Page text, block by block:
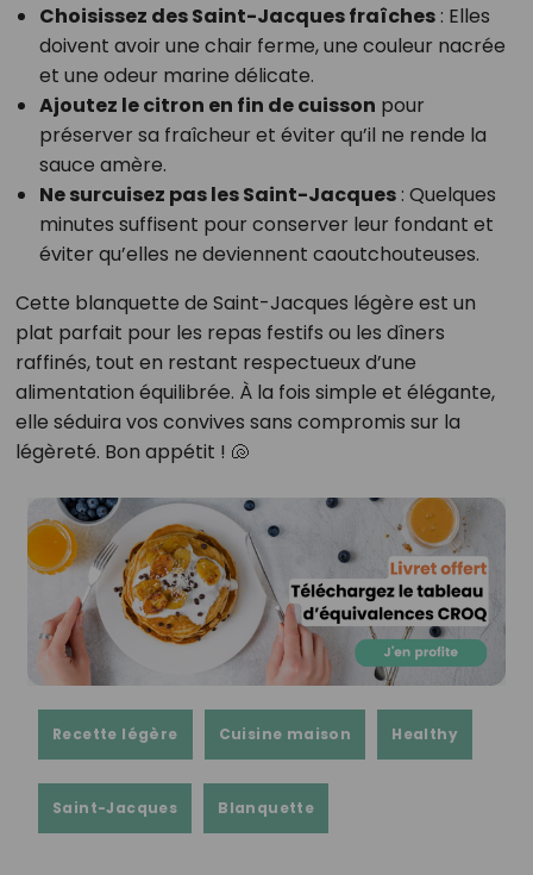
Choisissez des Saint-Jacques fraîches: Elles
doivent avoir une chair ferme, une couleur nacrée
et une odeur marine délicate.
Ajoutez le citron en fin de cuisson pour
préserver sa fraîcheur et éviter qu’il ne rende la
sauce amère.
Ne surcuisez pas les Saint-Jacques: Quelques
minutes suffisent pour conserver leur fondant et
éviter qu’elles ne deviennent caoutchouteuses.
Cette blanquette de Saint-Jacques légère est un
plat parfait pour les repas festifs ou les dîners
raffinés, tout en restant respectueux d’une
alimentation équilibrée. À la fois simple et élégante,
elle séduira vos convives sans compromis sur la
légèreté. Bon appétit ! 🐚
Recette légère Cuisine maison Healthy
Saint-Jacques Blanquette